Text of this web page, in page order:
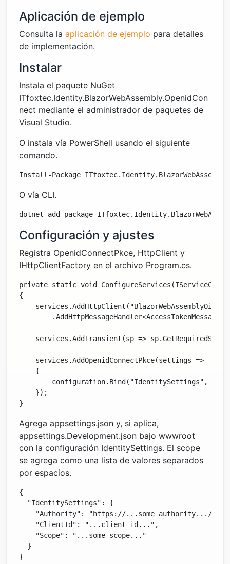
Aplicación de ejemplo
Consulta la aplicación de ejemplo para detalles
de implementación.
Instalar
Instala el paquete NuGet
ITfoxtec.Identity.BlazorWebAssembly.OpenidCon
nect mediante el administrador de paquetes de
Visual Studio.
O instala vía PowerShell usando el siguiente
comando.
Install-Package
O vía CLI.
dotnet add package
Configuración y ajustes
Registra OpenidConnectPkce, HttpClient y
IHttpClientFactory en el archivo Program.cs.
private static void
{
services.AddTransient(sp =>
    services.AddOpenidConnectPkce(settings =>
    {
configuration.Bind("IdentitySettings",
    });
Agrega appsettings.json y, si aplica,
appsettings.Development.json bajo wwwroot
con la configuración IdentitySettings. El scope
se agrega como una lista de valores separados
por espacios.
{
  "IdentitySettings": {
    "Authority": "https://...some authority.../",
    "ClientId": "...client id...",
    "Scope": "...some scope..."
  }